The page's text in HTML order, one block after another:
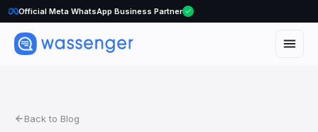
Official Meta WhatsApp Business Partner
Back to Blog